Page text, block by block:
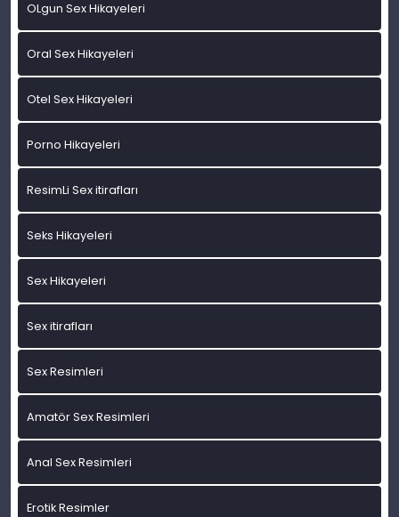
OLgun Sex Hikayeleri
Oral Sex Hikayeleri
Otel Sex Hikayeleri
Porno Hikayeleri
ResimLi Sex itirafları
Seks Hikayeleri
Sex Hikayeleri
Sex itirafları
Sex Resimleri
Amatör Sex Resimleri
Anal Sex Resimleri
Erotik Resimler